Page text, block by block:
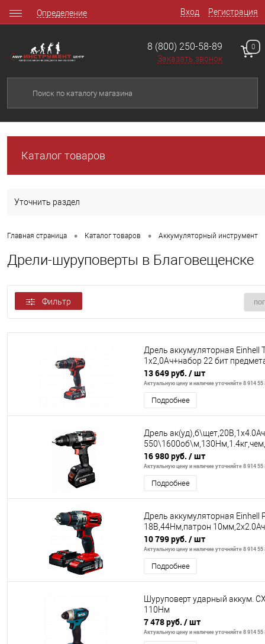
Вход Регистрация
Определение
8 (800) 250-58-89
Заказать звонок
0
Каталог товаров
Уточнить раздел
Главная страница • Каталог товаров • Аккумуляторный инструмент
Дрели-шуруповерты в Благовещенске
Фильтр
Дрель аккумуляторная Einhell
1x2,0Aч+набор 22 бит
13 649 руб. / шт
Актуальную цену и наличие уточняйте 8 914 55
Подробнее
Дрель
16 980 руб. / шт
Актуальную цену и наличие уточняйте 8 914 55
Подробнее
Дрель аккумуляторная Einhell
18В,44Нм,патрон
10 799 руб. / шт
Актуальную цену и наличие уточняйте 8 914 55
Подробнее
Шуруповерт ударный аккум.
110Нм
7 478 руб. / шт
Актуальную цену и наличие уточняйте 8 914 55